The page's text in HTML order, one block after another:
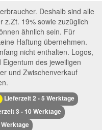
Deshalb sind alle
z.Zt. 19% sowie zuzüglich
ähnlich sein. Für
Haftung übernehmen.
nicht enthalten. Logos,
des jeweiligen
und Zwischenverkauf
Lieferzeit 2 - 5 Werktage
3 - 10 Werktage